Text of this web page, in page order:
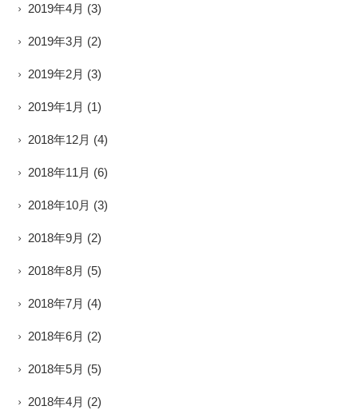
2019年4月 (3)
2019年3月 (2)
2019年2月 (3)
2019年1月 (1)
2018年12月 (4)
2018年11月 (6)
2018年10月 (3)
2018年9月 (2)
2018年8月 (5)
2018年7月 (4)
2018年6月 (2)
2018年5月 (5)
2018年4月 (2)